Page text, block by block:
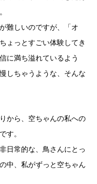
難しいのですが、「オ
ょっとすごい体験してき
に満ち溢れているよう
しちゃうような、そんな
から、空ちゃんの私への
す。
日常的な、鳥さんにとっ
中、私がずっと空ちゃん